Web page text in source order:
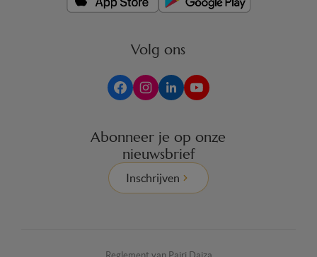
Volg ons
Abonneer je op onze
nieuwsbrief
Inschrijven